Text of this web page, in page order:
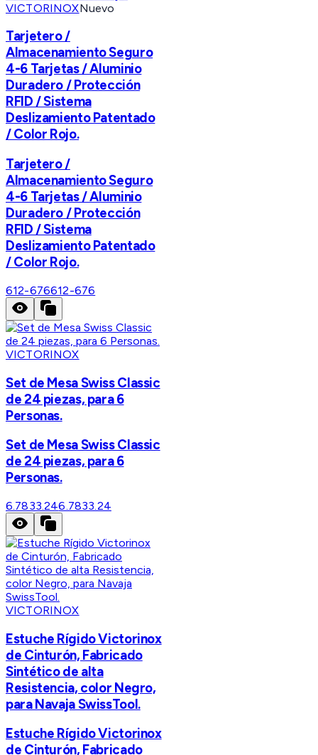
VICTORINOXNuevo
Tarjetero /
Almacenamiento Seguro
4-6 Tarjetas / Aluminio
Duradero / Protección
RFID / Sistema
Deslizamiento Patentado
/ Color Rojo.
Tarjetero /
Almacenamiento Seguro
4-6 Tarjetas / Aluminio
Duradero / Protección
RFID / Sistema
Deslizamiento Patentado
/ Color Rojo.
612-676612-676
VICTORINOX
Set de Mesa Swiss Classic
de 24 piezas, para 6
Personas.
Set de Mesa Swiss Classic
de 24 piezas, para 6
Personas.
6.7833.246.7833.24
VICTORINOX
Estuche Rígido Victorinox
de Cinturón, Fabricado
Sintético de alta
Resistencia, color Negro,
para Navaja SwissTool.
Estuche Rígido Victorinox
de Cinturón, Fabricado